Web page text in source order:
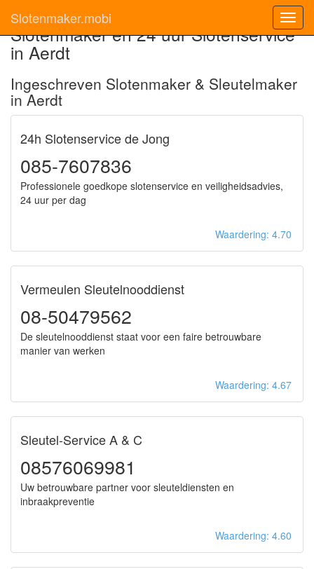
Slotenmaker.mobi
Slotenmaker en 24 uur Slotenservice
in Aerdt
Ingeschreven Slotenmaker & Sleutelmaker
in Aerdt
24h Slotenservice de Jong
085-7607836
Professionele goedkope slotenservice en veiligheidsadvies,
24 uur per dag
Waardering: 4.70
Vermeulen Sleutelnooddienst
08-50479562
De sleutelnooddienst staat voor een faire betrouwbare
manier van werken
Waardering: 4.67
Sleutel-Service A & C
08576069981
Uw betrouwbare partner voor sleuteldiensten en
inbraakpreventie
Waardering: 4.60